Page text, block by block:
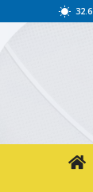
32.6